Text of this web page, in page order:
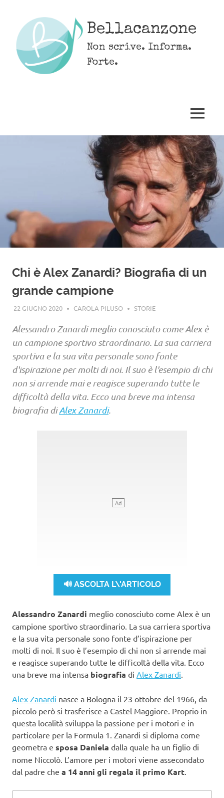
content
Bellacanzone
Non scrive. Informa.
Forte.
MENU
Chi è Alex Zanardi? Biografia di un
grande campione
22 GIUGNO 2020 CAROLA PILUSO STORIE
Alessandro Zanardi meglio conosciuto come Alex è
un campione sportivo straordinario. La sua carriera
sportiva e la sua vita personale sono fonte
d'ispirazione per molti di noi. Il suo è l'esempio di chi
non si arrende mai e reagisce superando tutte le
difficoltà della vita. Ecco una breve ma intensa
biografia diAlex Zanardi.
🔊 ASCOLTA L\'ARTICOLO
Alessandro Zanardi meglio conosciuto come Alex è un
campione sportivo straordinario. La sua carriera sportiva
e la sua vita personale sono fonte d’ispirazione per
molti di noi. Il suo è l’esempio di chi non si arrende mai
e reagisce superando tutte le difficoltà della vita. Ecco
una breve ma intensa biografia di Alex Zanardi
Alex Zanardi nasce a Bologna il 23 ottobre del 1966, da
piccolo però si trasferisce a Castel Maggiore. Proprio in
questa località sviluppa la passione per i motori e in
particolare per la Formula 1. Zanardi si diploma come
geometra e sposa Daniela dalla quale ha un figlio di
nome Niccolò. L’amore per i motori viene assecondato
dal padre che a 14 anni gli regala il primo Kart